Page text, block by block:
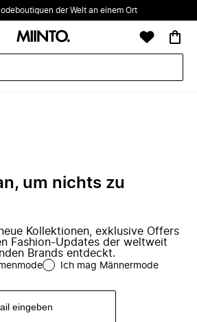
der Welt an einem Ort
um nichts zu
Kollektionen, exklusive Offers
Fashion-Updates der weltweit
Brands entdeckt.
Ich mag Männermode